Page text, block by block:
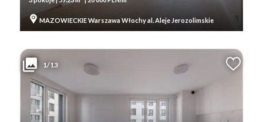
MAZOWIECKIE Warszawa Włochy al. Aleje Jerozolimskie
1/13